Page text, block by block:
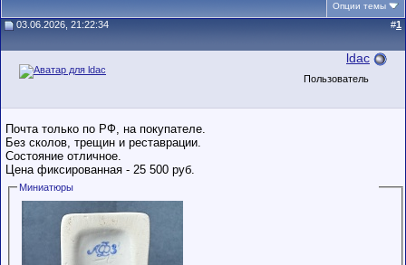
Опции темы
03.06.2026, 21:22:34 #1
ldac
Пользователь
Почта только по РФ, на покупателе.
Без сколов, трещин и реставрации.
Состояние отличное.
Цена фиксированная - 25 500 руб.
Миниатюры